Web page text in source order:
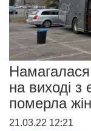
Намагалася
на виході з
померла
21.03.22 12:21